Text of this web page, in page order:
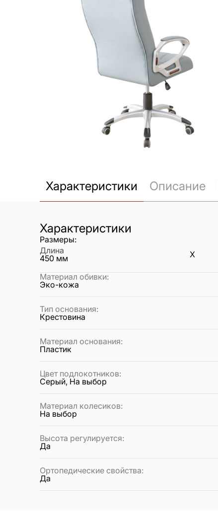
Характеристики Описание
Характеристики
Размеры:
Длина
450 мм X
Материал обивки:
Эко-кожа
Тип основания:
Крестовина
Материал основания:
Пластик
Цвет подлокотников:
Серый, На выбор
Материал колесиков:
На выбор
Высота регулируется:
Да
Ортопедические свойства:
Да